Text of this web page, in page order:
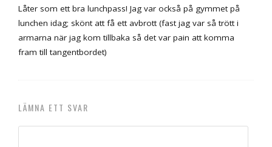
Låter som ett bra lunchpass! Jag var också på gymmet på
lunchen idag; skönt att få ett avbrott (fast jag var så trött i
armarna när jag kom tillbaka så det var pain att komma
fram till tangentbordet)
LÄMNA ETT SVAR